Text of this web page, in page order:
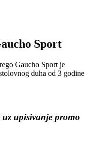
Sport
Gaucho Sport je
duha od 3 godine
uz upisivanje promo